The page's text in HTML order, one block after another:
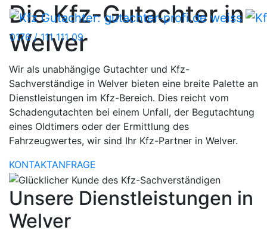
0176 / 111 111 09
Die Kfz-Gutachter in
Welver
Wir als unabhängige Gutachter und Kfz-
Sachverständige in Welver bieten eine breite Palette an
Dienstleistungen im Kfz-Bereich. Dies reicht vom
Schadengutachten bei einem Unfall, der Begutachtung
eines Oldtimers oder der Ermittlung des
Fahrzeugwertes, wir sind Ihr Kfz-Partner in Welver.
KONTAKTANFRAGE
Unsere Dienstleistungen in
Welver